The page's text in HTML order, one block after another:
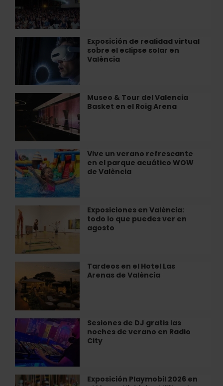
verano
en
València
2026:
espacios
Exposición de realidad virtual
sobre el eclipse solar en
València
realidad
virtual
sobre
el
eclipse
Museo & Tour del Valencia
Basket en el Roig Arena
Museo
&
Valencia
Basket
en
el
Roig
Arena
Vive un verano refrescante
en el parque acuático WOW
de València
Vive
un
verano
refrescante
en
el
parque
acuático
WOW
Exposiciones en València:
todo lo que puedes ver en
agosto
Exposiciones
en
València:
todo
lo
que
puedes
ver
en
agosto
Tardeos en el Hotel Las
Arenas de València
en
el
Hotel
Las
Arenas
de
València
Sesiones de DJ gratis las
noches de verano en Radio
City
Sesiones
de
DJ
gratis
las
noches
Exposición Playmobil 2026 en
Exposición